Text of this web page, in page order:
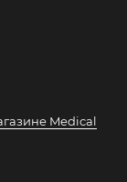
Medical